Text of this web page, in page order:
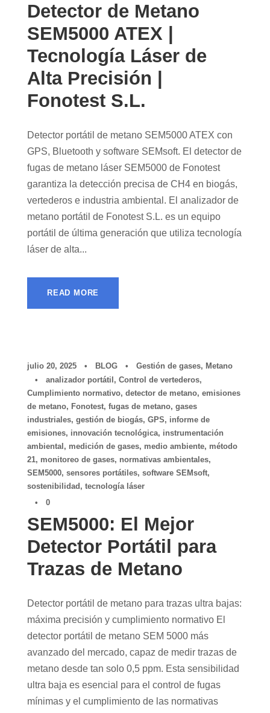
Detector de Metano
SEM5000 ATEX |
Tecnología Láser de
Alta Precisión |
Fonotest S.L.
Detector portátil de metano SEM5000 ATEX con
GPS, Bluetooth y software SEMsoft. El detector de
fugas de metano láser SEM5000 de Fonotest
garantiza la detección precisa de CH4 en biogás,
vertederos e industria ambiental. El analizador de
metano portátil de Fonotest S.L. es un equipo
portátil de última generación que utiliza tecnología
láser de alta...
READ MORE
julio 20, 2025 • BLOG • Gestión de gases, Metano
•
analizador portátil , Control de vertederos,
Cumplimiento normativo, detector de metano, emisiones
de metano, Fonotest, fugas de metano, gases
industriales, gestión de biogás, GPS, informe de
emisiones, innovación tecnológica, instrumentación
ambiental , medición de gases, medio ambiente, método
21, monitoreo de gases, normativas ambientales,
SEM5000, sensores portátiles, software SEMsoft,
sostenibilidad , tecnología láser
•
0
SEM5000: El Mejor
Detector Portátil para
Trazas de Metano
Detector portátil de metano para trazas ultra bajas:
máxima precisión y cumplimiento normativo El
detector portátil de metano SEM 5000 más
avanzado del mercado, capaz de medir trazas de
metano desde tan solo 0,5 ppm. Esta sensibilidad
ultra baja es esencial para el control de fugas
mínimas y el cumplimiento de las normativas